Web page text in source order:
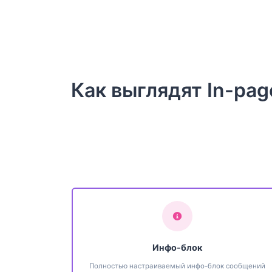
Как выглядят In-
Инфо-блок
Полностью настраиваемый инфо-блок сообщений